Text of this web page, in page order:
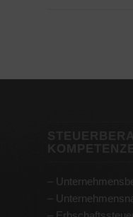
–
–